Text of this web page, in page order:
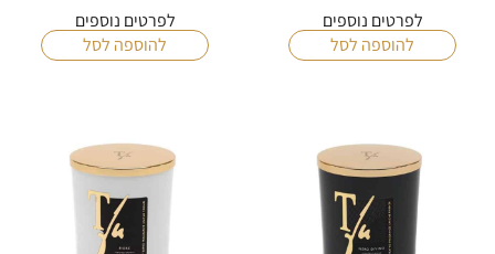
מחירים:לפרטים נוספים
להוספה לסל
מחירים:לפרטים נוספים
להוספה לסל